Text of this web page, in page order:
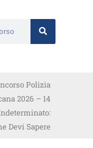
Polizia
2026 – 14
Devi Sapere